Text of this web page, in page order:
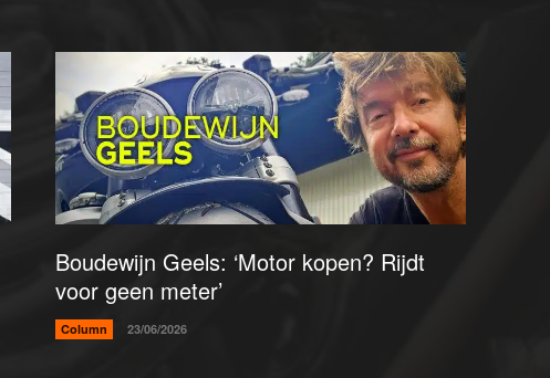
Boudewijn Geels: ‘Motor kopen? Rijdt
voor geen meter’
Column 23/06/2026